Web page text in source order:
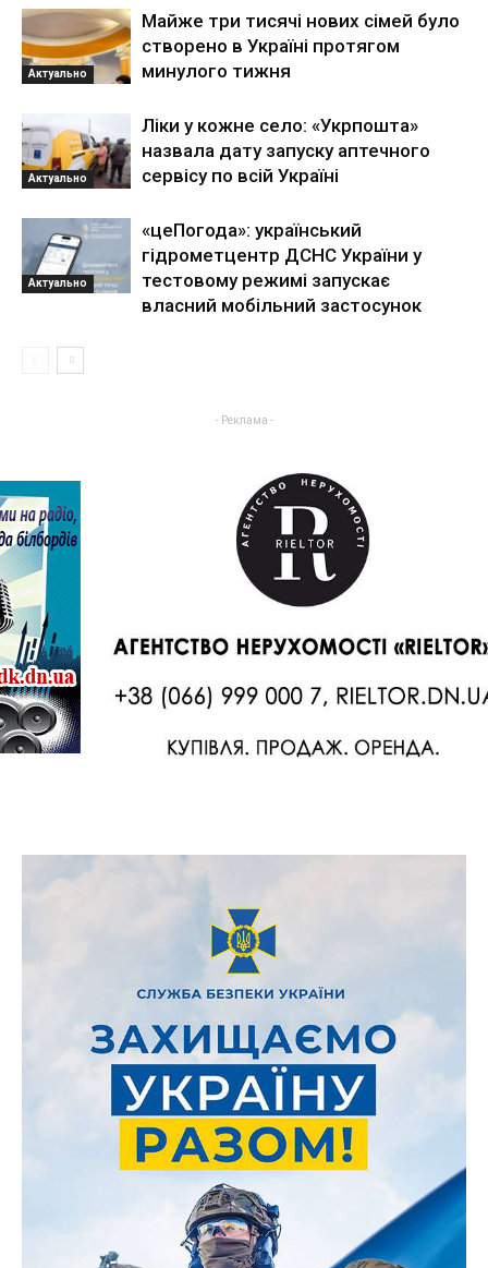
Актуально
Майже три тисячі нових сімей було
створено в Україні протягом
минулого тижня
Актуально
Ліки у кожне село: «Укрпошта»
назвала дату запуску аптечного
сервісу по всій Україні
Актуально
«цеПогода»: український
гідрометцентр ДСНС України у
тестовому режимі запускає
власний мобільний застосунок
- Реклама -